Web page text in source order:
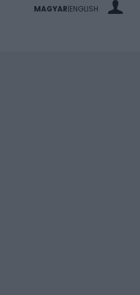
MAGYAR|ENGLISH